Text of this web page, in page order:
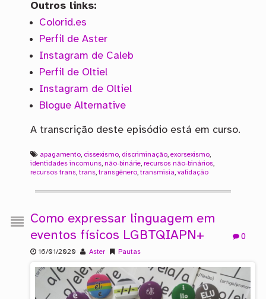
Outros links:
Colorid.es
Perfil de Aster
Instagram de Caleb
Perfil de Oltiel
Instagram de Oltiel
Blogue Alternative
A transcrição deste episódio está em curso.
apagamento, cissexismo, discriminação, exorsexismo,
identidades incomuns, não-binárie, recursos não-binários,
recursos trans,trans,transgênero,transmisia, validação
Como expressar linguagem em
eventos físicos LGBTQIAPN+
0
16/01/2020 Aster Pautas